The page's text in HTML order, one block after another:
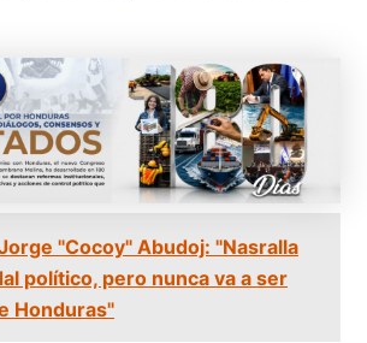
"Cocoy" Abudoj: "Nasralla
político, pero nunca va a ser
Honduras"